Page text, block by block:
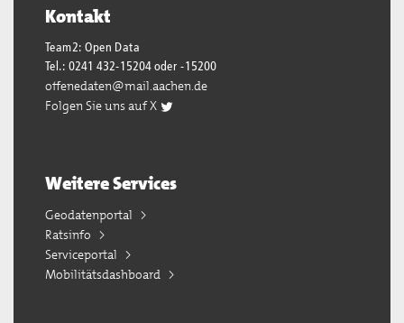
Kontakt
Team2: Open Data
Tel.: 0241 432-15204 oder -15200
offenedaten@mail.aachen.de
Folgen Sie uns auf X
Weitere Services
Geodatenportal
Ratsinfo
Serviceportal
Mobilitätsdashboard